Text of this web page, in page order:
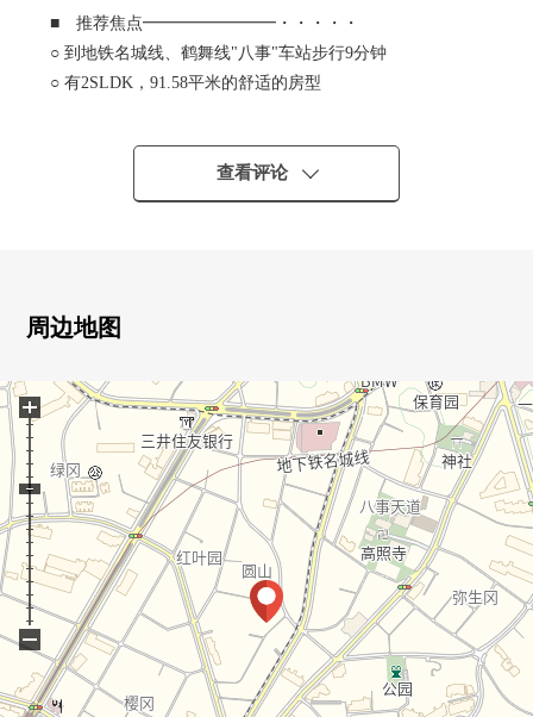
■ 推荐焦点━━━━━━━━・・・・・
○ 到地铁名城线、鹤舞线"八事"车站步行9分钟
○ 有2SLDK，91.58平米的舒适的房型
○ 日照关于南向曝光面采光良好
○ LDK：约20.8张塌塌米
○ 主卧室：约8.7张塌塌米
○ 更换壁纸(墙、天花板)
○ 张贴地板，换(LDK、走廊、西式房间*2个房间)
○ 组合厨房·碗橱交换
○ 厕所更换
○ 整体卫浴交换
○ 洗衣防水洗衣机底座
○ 热水器交换
■ 在找想要的家方面给予帮助的━━━━━・・・
房源的详细、需讨论是如有意向，请跟我们联系。
查看评论
周边地图
+
−